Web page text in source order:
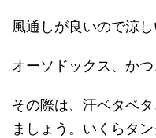
風通しが良いので涼し
オーソドックス、かつ
その際は、汗ベタベ
ましょう。いくらタ